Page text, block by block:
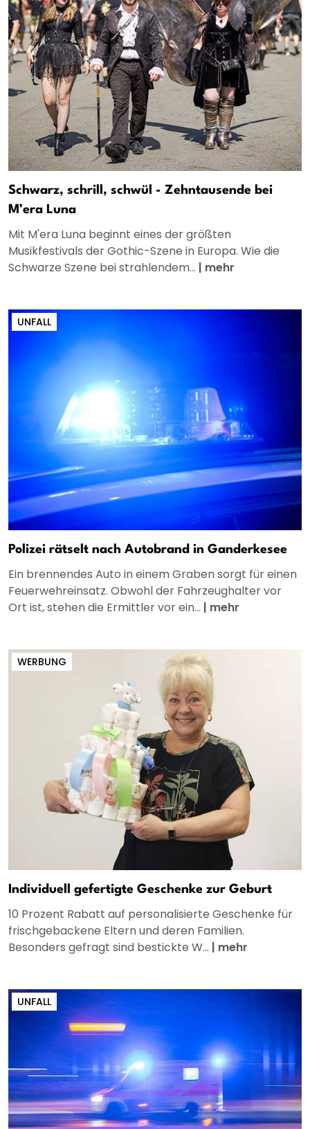
Schwarz, schrill, schwül - Zehntausende bei
M’era Luna
Mit M'era Luna beginnt eines der größten
Musikfestivals der Gothic-Szene in Europa. Wie die
Schwarze Szene bei strahlendem... | mehr
UNFALL
Polizei rätselt nach Autobrand in Ganderkesee
Ein brennendes Auto in einem Graben sorgt für einen
Feuerwehreinsatz. Obwohl der Fahrzeughalter vor
Ort ist, stehen die Ermittler vor ein... | mehr
WERBUNG
Individuell gefertigte Geschenke zur Geburt
10 Prozent Rabatt auf personalisierte Geschenke für
frischgebackene Eltern und deren Familien.
Besonders gefragt sind bestickte W... | mehr
UNFALL